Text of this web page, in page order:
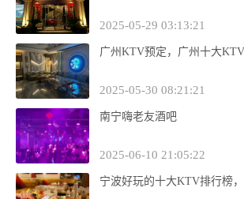
2025-05-29 03:13:21
广州KTV预定，广州十大
2025-05-30 08:21:21
南宁嗨老友酒吧
2025-06-10 21:05:22
宁波好玩的十大KTV排行榜